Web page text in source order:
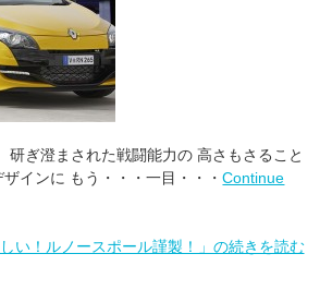
研ぎ澄まされた戦闘能力の 高さもさること
インに もう・・・一目・・・Continue
しい！ルノースポール謹製！」の続きを読む